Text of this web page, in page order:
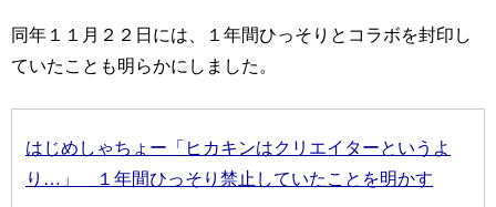
同年１１月２２日には、１年間ひっそりとコラボを封印し
ていたことも明らかにしました。
はじめしゃちょー「ヒカキンはクリエイターというよ
り…」 １年間ひっそり禁止していたことを明かす